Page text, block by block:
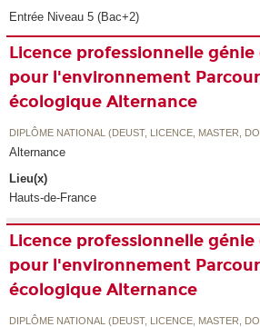
Entrée Niveau 5 (Bac+2)
Licence professionnelle génie
pour l'environnement
écologique Alternance
DIPLÔME NATIONAL (DEUST, LICENCE, MASTER,
Alternance
Lieu(x)
Hauts-de-France
Licence professionnelle génie
pour l'environnement
écologique Alternance
DIPLÔME NATIONAL (DEUST, LICENCE, MASTER,